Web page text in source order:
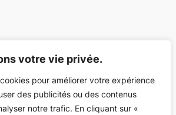
votre vie privée.
pour améliorer votre expérience
des publicités ou des contenus
notre trafic. En cliquant sur «